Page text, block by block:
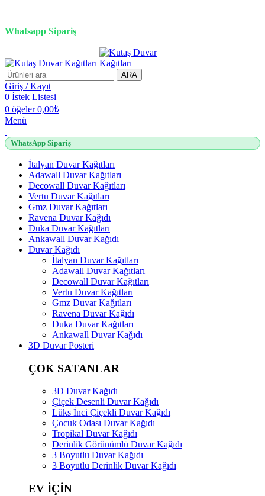
Whatsapp Sipariş
ARA
Giriş / Kayıt
0 İstek Listesi
0 öğeler 0,00₺
Menü
WhatsApp Sipariş
İtalyan Duvar Kağıtları
Adawall Duvar Kağıtları
Decowall Duvar Kağıtları
Vertu Duvar Kağıtları
Gmz Duvar Kağıtları
Ravena Duvar Kağıdı
Duka Duvar Kağıtları
Ankawall Duvar Kağıdı
Duvar Kağıdı
İtalyan Duvar Kağıtları
Adawall Duvar Kağıtları
Decowall Duvar Kağıtları
Vertu Duvar Kağıtları
Gmz Duvar Kağıtları
Ravena Duvar Kağıdı
Duka Duvar Kağıtları
Ankawall Duvar Kağıdı
3D Duvar Posteri
ÇOK SATANLAR
3D Duvar Kağıdı
Çiçek Desenli Duvar Kağıdı
Lüks İnci Çiçekli Duvar Kağıdı
Çocuk Odası Duvar Kağıdı
Tropikal Duvar Kağıdı
Derinlik Görünümlü Duvar Kağıdı
3 Boyutlu Duvar Kağıdı
3 Boyutlu Derinlik Duvar Kağıdı
EV İÇİN